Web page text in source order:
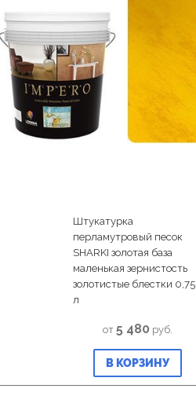
Штукатурка
перламутровый песок
SHARKI золотая база
маленькая зернистость
золотистые блестки 0,75
л
от5 480 руб.
В КОРЗИНУ